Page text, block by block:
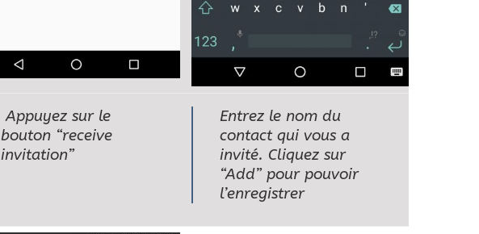
Appuyez sur le
bouton “receive
invitation”
Entrez le nom du
contact qui vous a
invité. Cliquez sur
“Add” pour pouvoir
l’enregistrer